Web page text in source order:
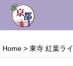
Home > 東寺 紅葉ラ